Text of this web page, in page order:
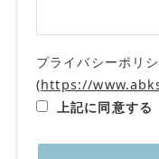
プライバシーポリ
(https://
上記に同意する